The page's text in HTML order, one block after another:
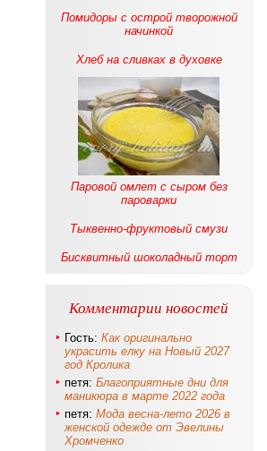
Помидоры с острой творожной
начинкой
Хлеб на сливках в духовке
Паровой омлет с сыром без
пароварки
Тыквенно-фруктовый смузи
Бисквитный шоколадный торт
Комментарии новостей
Гость: Как оригинально
украсить елку на Новый 2027
год Кролика
петя: Благоприятные дни для
маникюра в марте 2022 года
петя: Мода весна-лето 2026 в
женской одежде от Эвелины
Хромченко